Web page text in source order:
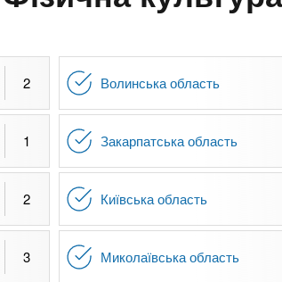
2 Волинська область
1 Закарпатська область
2 Київська область
3 Миколаївська область